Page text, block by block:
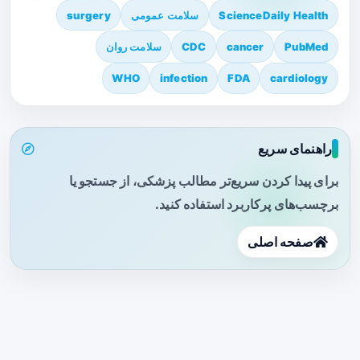
ScienceDaily Health سلامت عمومی surgery
PubMed
cancer
CDC سلامت روان
cardiology
FDA
infection
WHO
راهنمای سریع
برای پیدا کردن سریع‌تر مطالب پزشکی، از جستجو یا
برچسب‌های پرکاربرد استفاده کنید.
صفحه اصلی